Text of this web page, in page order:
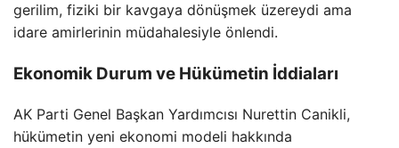
gerilim, fiziki bir kavgaya dönüşmek üzereydi ama
idare amirlerinin müdahalesiyle önlendi.
Ekonomik Durum ve Hükümetin İddiaları
AK Parti Genel Başkan Yardımcısı Nurettin Canikli,
hükümetin yeni ekonomi modeli hakkında